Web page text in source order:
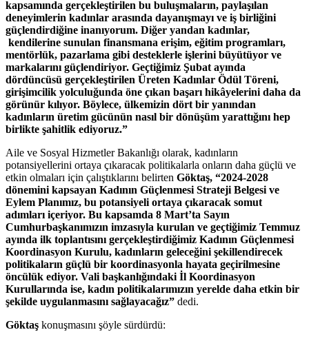
kapsamında gerçekleştirilen bu buluşmaların, paylaşılan
deneyimlerin kadınlar arasında dayanışmayı ve iş birliğini
güçlendirdiğine inanıyorum. Diğer yandan kadınlar,
kendilerine sunulan finansmana erişim, eğitim programları,
mentörlük, pazarlama gibi desteklerle işlerini büyütüyor ve
markalarını güçlendiriyor. Geçtiğimiz Şubat ayında
dördüncüsü gerçekleştirilen Üreten Kadınlar Ödül Töreni,
girişimcilik yolculuğunda öne çıkan başarı hikâyelerini daha da
görünür kılıyor. Böylece, ülkemizin dört bir yanından
kadınların üretim gücünün nasıl bir dönüşüm yarattığını hep
birlikte şahitlik ediyoruz.”
Aile ve Sosyal Hizmetler Bakanlığı olarak, kadınların
potansiyellerini ortaya çıkaracak politikalarla onların daha güçlü ve
etkin olmaları için çalıştıklarını belirten Göktaş, “2024-2028
dönemini kapsayan Kadının Güçlenmesi Strateji Belgesi ve
Eylem Planımız, bu potansiyeli ortaya çıkaracak somut
adımları içeriyor. Bu kapsamda 8 Mart’ta Sayın
Cumhurbaşkanımızın imzasıyla kurulan ve geçtiğimiz Temmuz
ayında ilk toplantısını gerçekleştirdiğimiz Kadının Güçlenmesi
Koordinasyon Kurulu, kadınların geleceğini şekillendirecek
politikaların güçlü bir koordinasyonla hayata geçirilmesine
öncülük ediyor. Vali başkanlığındaki İl Koordinasyon
Kurullarında ise, kadın politikalarımızın yerelde daha etkin bir
şekilde uygulanmasını sağlayacağız” dedi.
Göktaş konuşmasını şöyle sürdürdü: